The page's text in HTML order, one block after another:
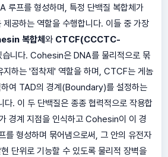
루프를 형성하며, 특정 단백질 복합체가
공하는 역할을 수행합니다. 이들 중 가장
복합체 와 CTCF(CCCTC-
습니다. Cohesin은 DNA를 물리적으로 묶
지하는 '접착제' 역할을 하며, CTCF는 게놈
하여 TAD의 경계(Boundary)를 설정하는
다. 이 두 단백질은 종종 협력적으로 작용합
경계 지점을 인식하고 Cohesin이 이 경
를 형성하며 묶어냄으로써, 그 안의 유전자
단위로 기능할 수 있도록 물리적 장벽을